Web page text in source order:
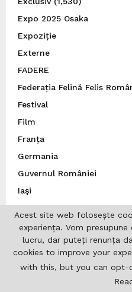
Expo 2025 Osaka
Expoziție
Externe
FADERE
Federația Felină Felis
Festival
Film
Franța
Germania
Guvernul României
Iaşi
ICR Lisabona
ICR Londra
India
Institutul Cultural Român
Acest site web folosește
experiența. Vom
lucru, dar puteți renunța
cookies to improve your
with this, but you can opt-